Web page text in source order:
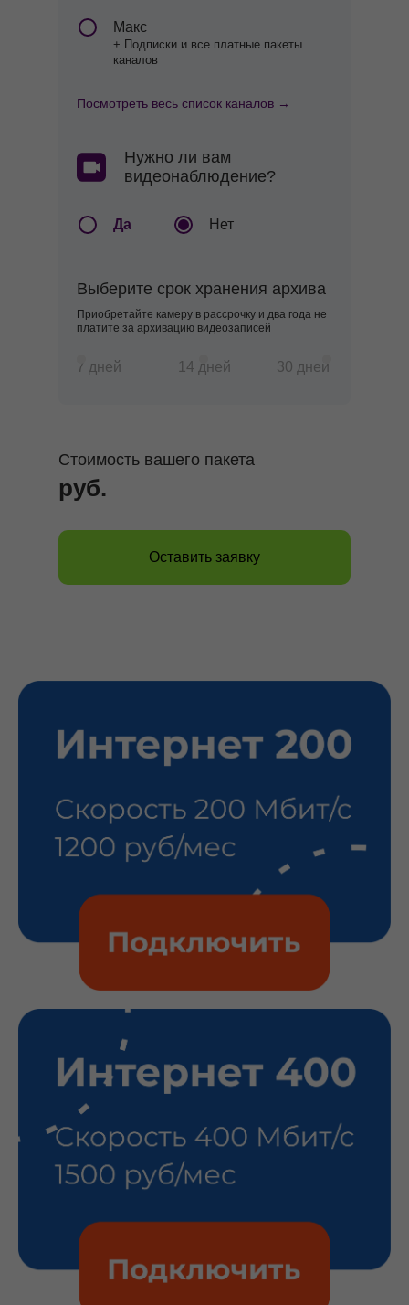
Макс
+ Подписки и все платные пакеты
каналов
Посмотреть весь список каналов →
Нужно ли вам
видеонаблюдение?
Да Нет
Выберите срок хранения архива
Приобретайте камеру в рассрочку и два года не
платите за архивацию видеозаписей
7 дней 14 дней 30 дней
Оставить заявку
Стоимость вашего пакета
руб.